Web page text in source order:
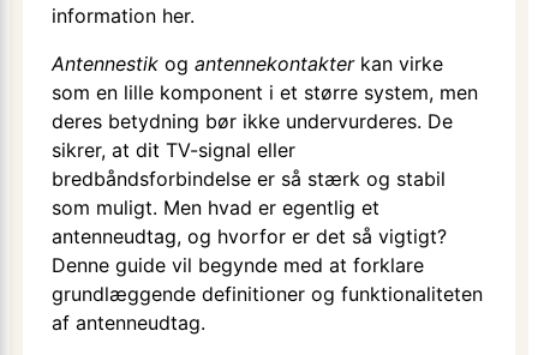
information her.
Antennestikog antennekontakterkan virke
som en lille komponent i et større system, men
deres betydning bør ikke undervurderes. De
sikrer, at dit TV-signal eller
bredbåndsforbindelse er så stærk og stabil
som muligt. Men hvad er egentlig et
antenneudtag, og hvorfor er det så vigtigt?
Denne guide vil begynde med at forklare
grundlæggende definitioner og funktionaliteten
af antenneudtag.